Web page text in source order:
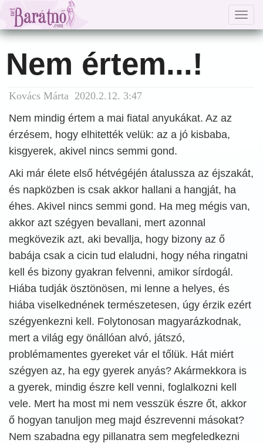
Nem értem...!
Kovács Márta 2020.2.12. 3:47
Nem mindig értem a mai fiatal anyukákat. Az az
érzésem, hogy elhitették velük: az a jó kisbaba,
kisgyerek, akivel nincs semmi gond.
Aki már élete első hétvégéjén átalussza az éjszakát,
és napközben is csak akkor hallani a hangját, ha
éhes. Akivel nincs semmi gond. Ha meg mégis van,
akkor azt szégyen bevallani, mert azonnal
megkövezik azt, aki bevallja, hogy bizony az ő
babája csak a cicin tud elaludni, hogy néha ringatni
kell és bizony gyakran felvenni, amikor sírdogál.
Hiába tudják ösztönösen, mi lenne a helyes, és
hiába viselkednének természetesen, úgy érzik ezért
szégyenkezni kell. Folytonosan magyarázkodnak,
mert a világ egy önállóan alvó, játszó,
problémamentes gyereket vár el tőlük. Hát miért
szégyen az, ha egy gyerek anyás? Akármekkora is
a gyerek, mindig észre kell venni, foglalkozni kell
vele. Mert ha most mi nem vesszük észre őt, akkor
ő hogyan tanuljon meg majd észrevenni másokat?
Nem szabadna egy pillanatra sem megfeledkezni